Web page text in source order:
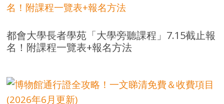
都會大學長者學苑「大學旁聽課程」7.15截止報
名！附課程一覽表+報名方法